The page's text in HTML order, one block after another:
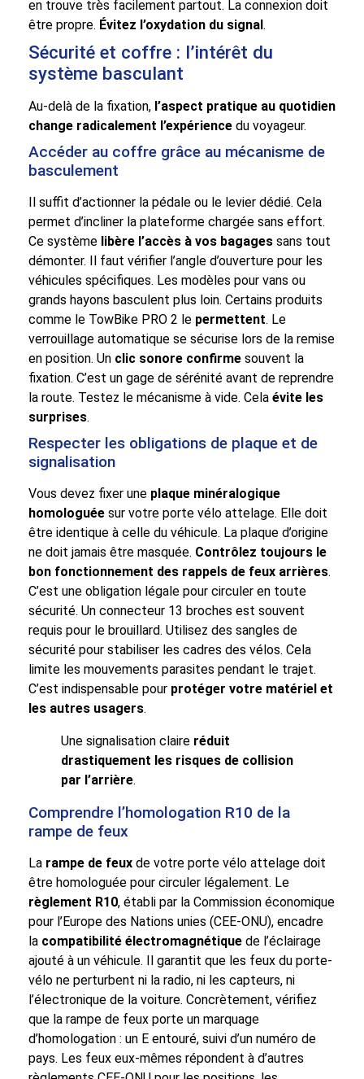
en trouve très facilement partout. La connexion doit
être propre. Évitez l’oxydation du signal.
Sécurité et coffre : l’intérêt du
système basculant
Au-delà de la fixation, l’aspect pratique au quotidien
change radicalement l’expérience du voyageur.
Accéder au coffre grâce au mécanisme de
basculement
Il suffit d’actionner la pédale ou le levier dédié. Cela
permet d’incliner la plateforme chargée sans effort.
Ce système libère l’accès à vos bagages sans tout
démonter. Il faut vérifier l’angle d’ouverture pour les
véhicules spécifiques. Les modèles pour vans ou
grands hayons basculent plus loin. Certains produits
comme le TowBike PRO 2 le permettent. Le
verrouillage automatique se sécurise lors de la remise
en position. Un clic sonore confirme souvent la
fixation. C’est un gage de sérénité avant de reprendre
la route. Testez le mécanisme à vide. Cela évite les
surprises.
Respecter les obligations de plaque et de
signalisation
Vous devez fixer une plaque minéralogique
homologuée sur votre porte vélo attelage. Elle doit
être identique à celle du véhicule. La plaque d’origine
ne doit jamais être masquée. Contrôlez toujours le
bon fonctionnement des rappels de feux arrières.
C’est une obligation légale pour circuler en toute
sécurité. Un connecteur 13 broches est souvent
requis pour le brouillard. Utilisez des sangles de
sécurité pour stabiliser les cadres des vélos. Cela
limite les mouvements parasites pendant le trajet.
C’est indispensable pour protéger votre matériel et
les autres usagers.
Une signalisation claire réduit
drastiquement les risques de collision
par l’arrière.
Comprendre l’homologation R10 de la
rampe de feux
La rampe de feux de votre porte vélo attelage doit
être homologuée pour circuler légalement. Le
règlement R10, établi par la Commission économique
pour l’Europe des Nations unies (CEE-ONU), encadre
la compatibilité électromagnétique de l’éclairage
ajouté à un véhicule. Il garantit que les feux du porte-
vélo ne perturbent ni la radio, ni les capteurs, ni
l’électronique de la voiture. Concrètement, vérifiez
que la rampe de feux porte un marquage
d’homologation : un E entouré, suivi d’un numéro de
pays. Les feux eux-mêmes répondent à d’autres